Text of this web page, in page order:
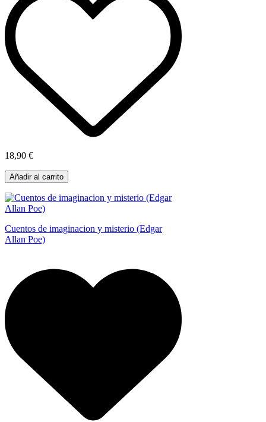
18,90 €
Añadir al carrito
Cuentos de imaginacion y misterio (Edgar
Allan Poe)